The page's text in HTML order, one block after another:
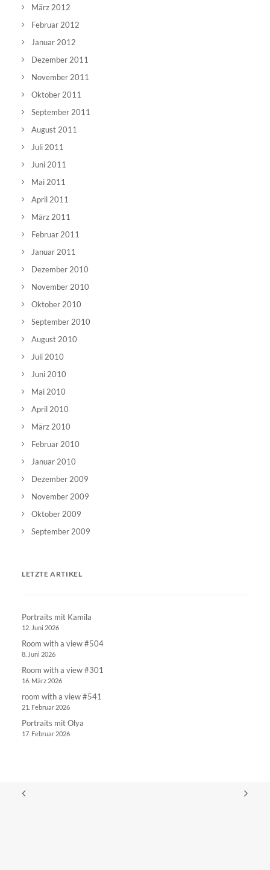
März 2012
Februar 2012
Januar 2012
Dezember 2011
November 2011
Oktober 2011
September 2011
August 2011
Juli 2011
Juni 2011
Mai 2011
April 2011
März 2011
Februar 2011
Januar 2011
Dezember 2010
November 2010
Oktober 2010
September 2010
August 2010
Juli 2010
Juni 2010
Mai 2010
April 2010
März 2010
Februar 2010
Januar 2010
Dezember 2009
November 2009
Oktober 2009
September 2009
LETZTE ARTIKEL
Portraits mit Kamila
12. Juni 2026
Room with a view #504
8. Juni 2026
Room with a view #301
16. März 2026
room with a view #541
21. Februar 2026
Portraits mit Olya
17. Februar 2026